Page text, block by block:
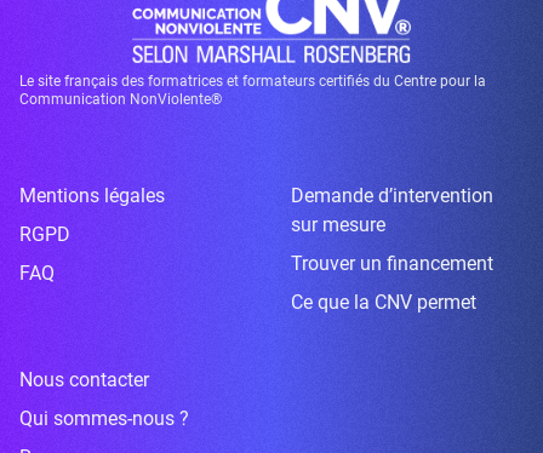
Le site français des formatrices et formateurs certifiés du Centre pour la
Communication NonViolente®
Mentions légales
RGPD
FAQ
Demande d’intervention
sur mesure
Trouver un financement
Ce que la CNV permet
Nous contacter
Qui sommes-nous ?